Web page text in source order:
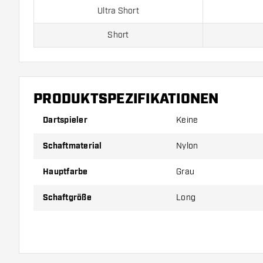
Ultra Short
Short
Preise gelten jeweils für ein Set (1 Set = 3 Stück).
PRODUKTSPEZIFIKATIONEN
Dartspieler Keine
Schaftmaterial Nylon
Hauptfarbe Grau
Schaftgröße Long